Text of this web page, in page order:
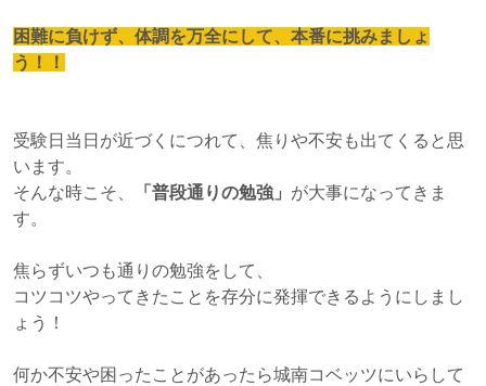
困難に負けず、体調を万全にして、本番に挑みましょ
う！！
受験日当日が近づくにつれて、焦りや不安も出てくると思
います。
そんな時こそ、
「普段通りの勉強」 が大事になってきま
す。
焦らずいつも通りの勉強をして、
コツコツやってきたことを存分に発揮できるようにしまし
ょう！
何か不安や困ったことがあったら城南コベッツにいらして